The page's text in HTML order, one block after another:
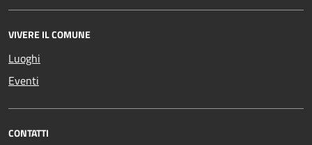
VIVERE IL COMUNE
Luoghi
Eventi
CONTATTI